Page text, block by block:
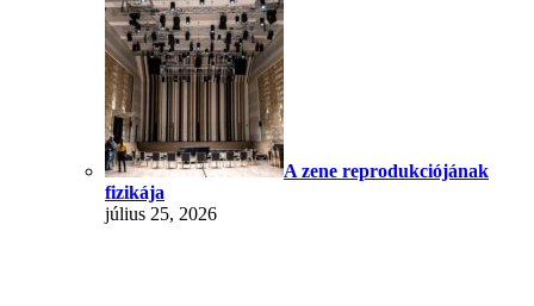
A zene reprodukciójának
fizikája
július 25, 2026